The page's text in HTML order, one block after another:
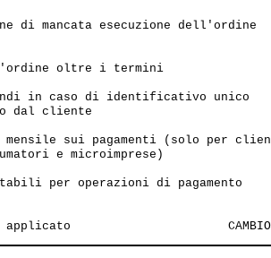
di mancata esecuzione dell'ordine
oltre i termini
in caso di identificativo unico
dal cliente
mensile sui pagamenti (solo per
e microimprese)
per operazioni di pagamento